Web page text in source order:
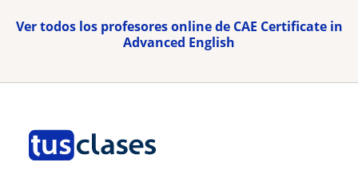
Ver todos los profesores online de CAE Certificate in
Advanced English